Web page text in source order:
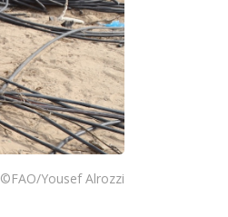
©FAO/Yousef Alrozzi